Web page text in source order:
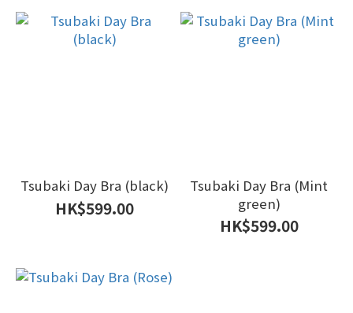
Tsubaki Day Bra (black)
HK$599.00
Tsubaki Day Bra (Mint
green)
HK$599.00